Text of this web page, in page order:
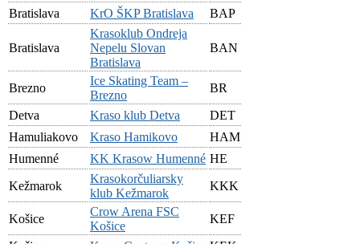
Bratislava
KrO ŠKP Bratislava BAP
Bratislava
Krasoklub Ondreja
Nepelu Slovan
Bratislava
BAN
Brezno
Ice Skating Team –
Brezno
BR
Detva
Kraso klub Detva
DET
Hamuliakovo
Kraso Hamikovo
HAM
Humenné
KK Krasow Humenné HE
Kežmarok
Krasokorčuliarsky
klub Kežmarok
KKK
Košice
Crow Arena FSC
Košice
KEF